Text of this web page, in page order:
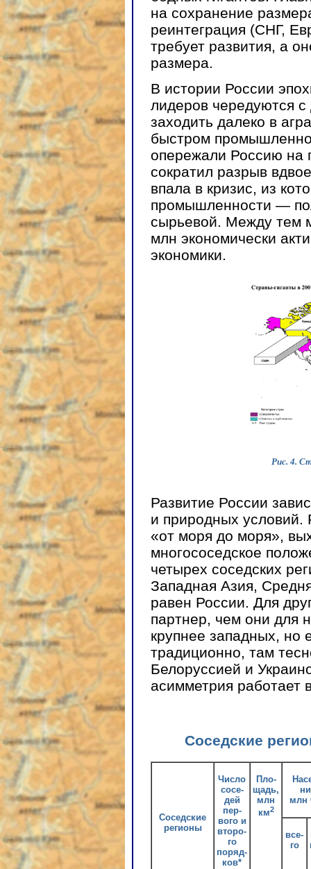
на сохранение
реинтеграция (СНГ,
требует развития, а
размера.
В истории России
лидеров чередуются
заходить далеко в
быстром
опережали Россию на
сократил разрыв
впала в кризис, из
промышленности —
сырьевой. Между тем
млн экономически
экономики.
Рис. 4.
Развитие России
и природных условий.
«от моря до моря»,
многососедское
четырех соседских
Западная Азия,
равен России. Для
партнер, чем они для
крупнее западных, но
традиционно, там
Белоруссией и
асимметрия работает
Соседские
Соседские
регионы
Число
сосе-
дей
пер-
вого и
второ-
го
поряд-
ков*
Пло-
щадь,
млн
км2
млн
все-
го